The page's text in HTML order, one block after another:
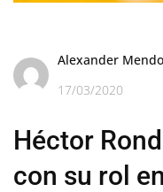
Alexander
17/03/2020
Héctor
con su rol